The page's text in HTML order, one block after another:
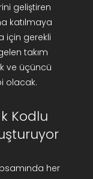
geliştiren
katılmaya
için gerekli
takım
ve üçüncü
olacak.
Kodlu
her